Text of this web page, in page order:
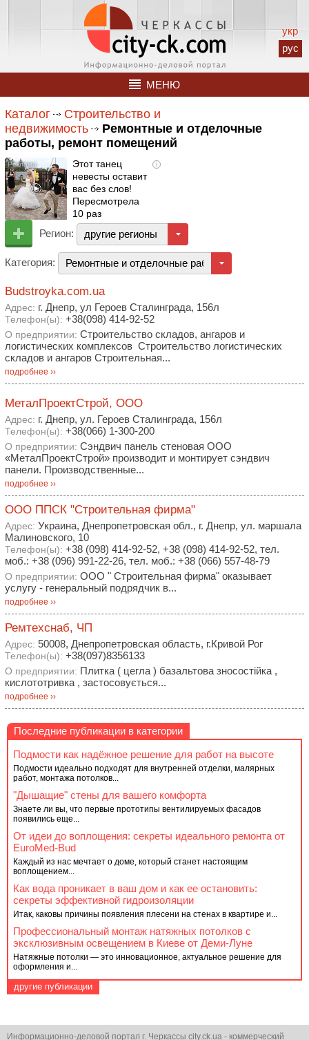
укр
рус
МЕНЮ
Каталог
Строительство и
недвижимость
Ремонтные и отделочные
работы, ремонт помещений
i
Этот танец
невесты оставит
вас без слов!
Пересмотрела
10 раз
Регион: другие регионы
Категория: Ремонтные и отделочные работы, ремонт
Budstroyka.com.ua
Адрес: г. Днепр, ул Героев Сталинграда, 156л
Телефон(ы): +38(098) 414-92-52
О предприятии: Строительство складов, ангаров и
логистических комплексов Строительство логистических
складов и ангаров Строительная...
подробнее ››
МеталПроектСтрой, ООО
Адрес: г. Днепр, ул. Героев Сталинграда, 156л
Телефон(ы): +38(066) 1-300-200
О предприятии: Сэндвич панель стеновая ООО
«МеталПроектСтрой» производит и монтирует сэндвич
панели. Производственные...
подробнее ››
ООО ППСК "Строительная фирма"
Адрес: Украина, Днепропетровская обл., г. Днепр, ул. маршала
Малиновского, 10
Телефон(ы): +38 (098) 414-92-52, +38 (098) 414-92-52, тел.
моб.: +38 (096) 991-22-26, тел. моб.: +38 (066) 557-48-79
О предприятии: ООО " Строительная фирма" оказывает
услугу - генеральный подрядчик в...
подробнее ››
Ремтехснаб, ЧП
Адрес: 50008, Днепропетровская область, г.Кривой Рог
Телефон(ы): +38(097)8356133
О предприятии: Плитка ( цегла ) базальтова зносостійка ,
кислототривка , застосовується...
подробнее ››
Последние публикации в категории
Подмости как надёжное решение для работ на высоте
Подмости идеально подходят для внутренней отделки, малярных
работ, монтажа потолков...
"Дышащие" стены для вашего комфорта
Знаете ли вы, что первые прототипы вентилируемых фасадов
появились еще...
От идеи до воплощения: секреты идеального ремонта от
EuroMed-Bud
Каждый из нас мечтает о доме, который станет настоящим
воплощением...
Как вода проникает в ваш дом и как ее остановить:
секреты эффективной гидроизоляции
Итак, каковы причины появления плесени на стенах в квартире и...
Профессиональный монтаж натяжных потолков с
эксклюзивным освещением в Киеве от Деми-Луне
Натяжные потолки — это инновационное, актуальное решение для
оформления и...
другие публикации
Информационно-деловой портал г. Черкассы city.ck.ua - коммерческий